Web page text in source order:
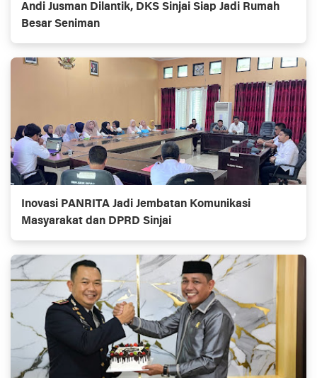
Andi Jusman Dilantik, DKS Sinjai Siap Jadi Rumah
Besar Seniman
Inovasi PANRITA Jadi Jembatan Komunikasi
Masyarakat dan DPRD Sinjai